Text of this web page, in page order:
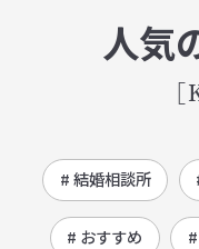
人気
# 結婚相談所
# おすすめ